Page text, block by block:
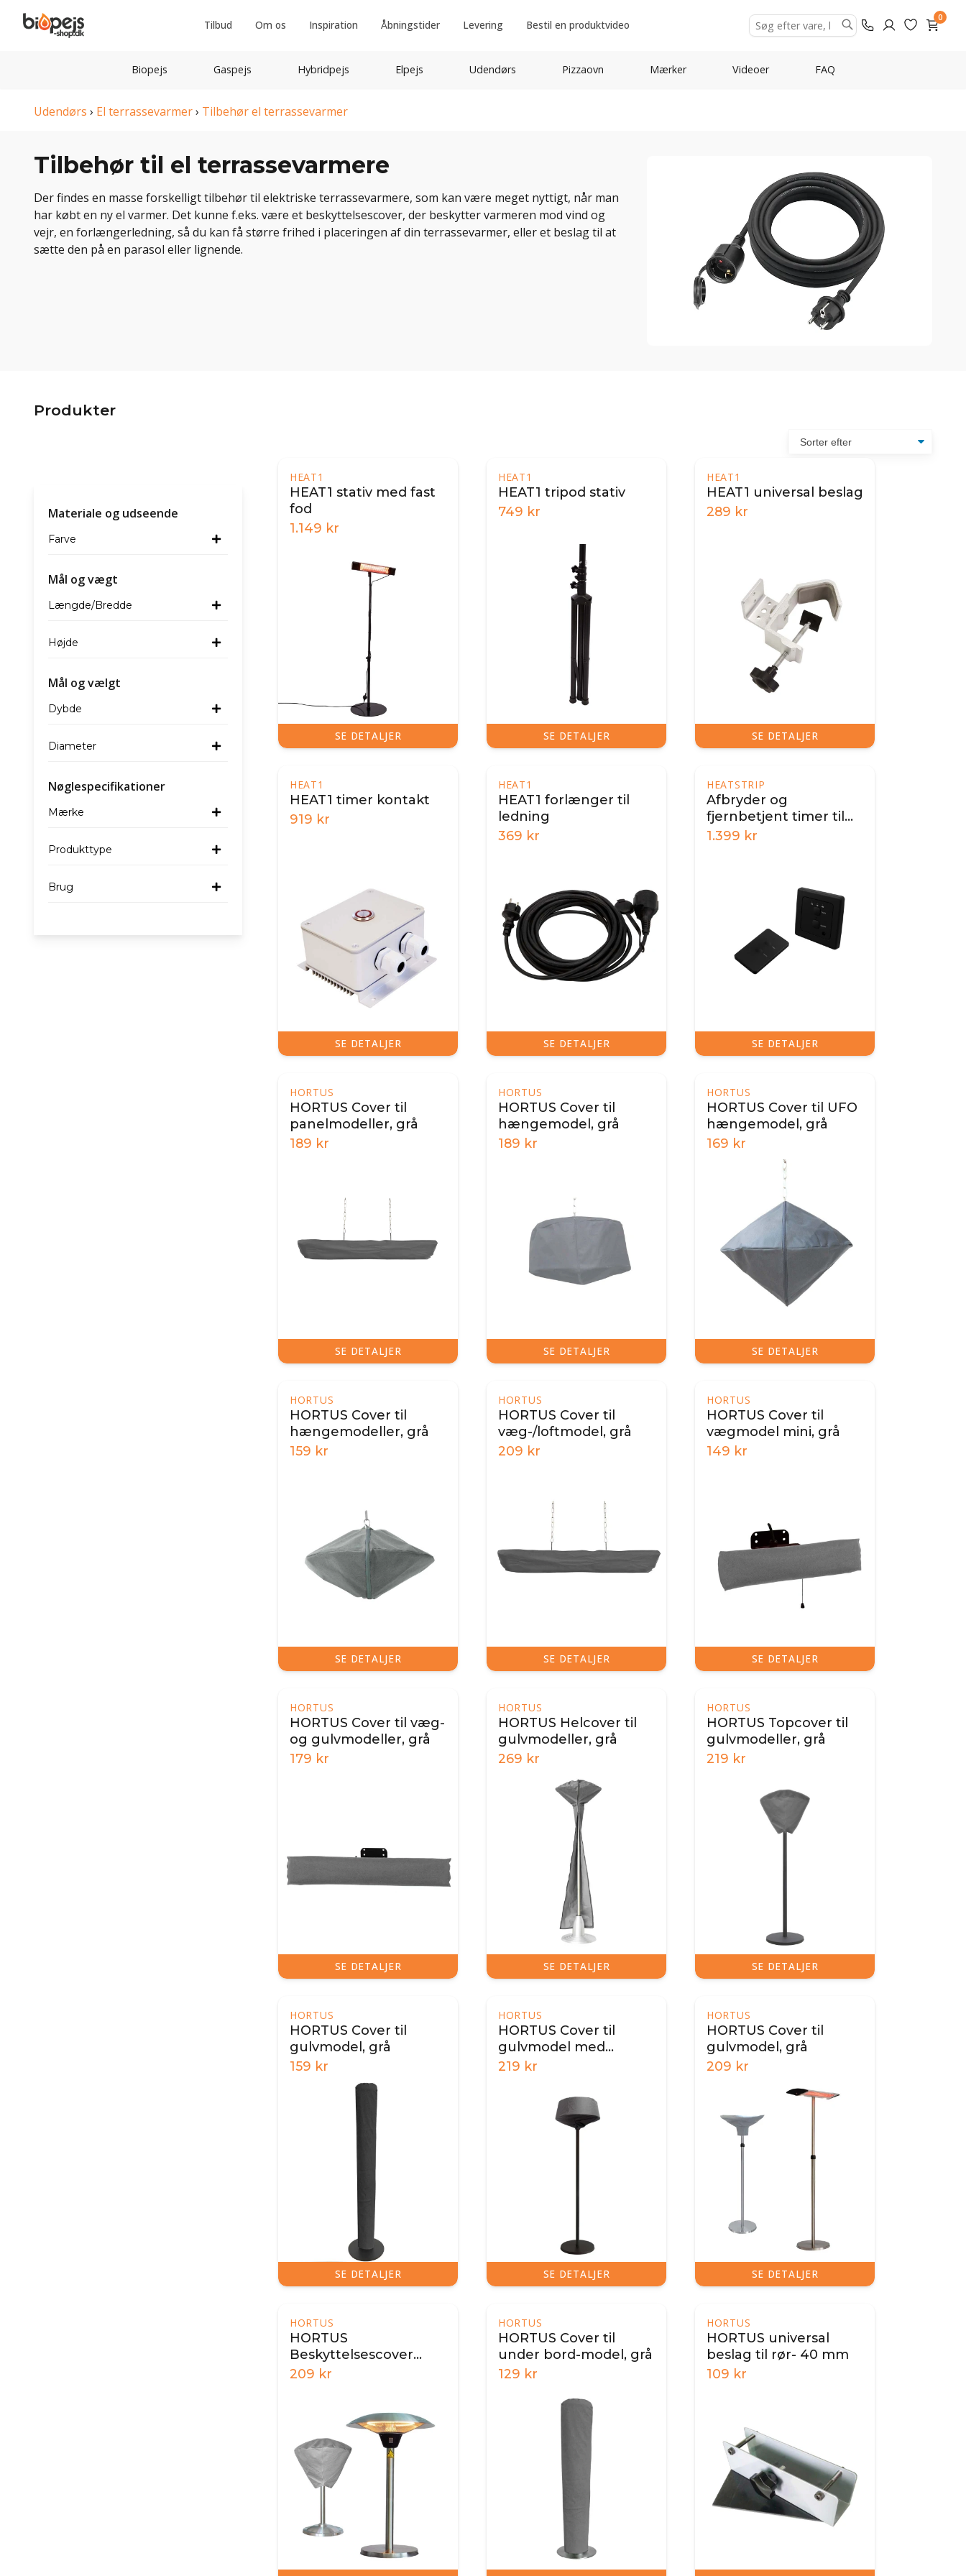
Tilbud Om os Inspiration Åbningstider Levering Bestil en produktvideo
0
Biopejs Gaspejs Hybridpejs Elpejs Udendørs Pizzaovn Mærker Videoer FAQ
Udendørs › El terrassevarmer› Tilbehør el terrassevarmer
Tilbehør til el terrassevarmere
Der findes en masse forskelligt tilbehør til elektriske terrassevarmere, som kan være meget nyttigt, når man
har købt en ny el varmer. Det kunne f.eks. være et beskyttelsescover, der beskytter varmeren mod vind og
vejr, en forlængerledning, så du kan få større frihed i placeringen af din terrassevarmer, eller et beslag til at
sætte den på en parasol eller lignende.
Produkter
Materiale og udseende
Farve
Mål og vægt
Længde/Bredde
Højde
Mål og vælgt
Dybde
Diameter
Nøglespecifikationer
Mærke
Produkttype
Brug
HEAT1
HEAT1 stativ med fast
fod
1.149 kr
SE DETALJER
HEAT1
HEAT1 tripod stativ
749 kr
SE DETALJER
HEAT1
HEAT1 universal beslag
289 kr
SE DETALJER
HEAT1
HEAT1 timer kontakt
919 kr
SE DETALJER
HEAT1
HEAT1 forlænger til
ledning
369 kr
SE DETALJER
HEATSTRIP
Afbryder og
fjernbetjent timer til
Heatstrip
1.399 kr
SE DETALJER
HORTUS
HORTUS Cover til
panelmodeller, grå
189 kr
SE DETALJER
HORTUS
HORTUS Cover til
hængemodel, grå
189 kr
SE DETALJER
HORTUS
HORTUS Cover til UFO
hængemodel, grå
169 kr
SE DETALJER
HORTUS
HORTUS Cover til
hængemodeller, grå
159 kr
SE DETALJER
HORTUS
HORTUS Cover til
væg-/loftmodel, grå
209 kr
SE DETALJER
HORTUS
HORTUS Cover til
vægmodel mini, grå
149 kr
SE DETALJER
HORTUS
HORTUS Cover til væg-
og gulvmodeller, grå
179 kr
SE DETALJER
HORTUS
HORTUS Helcover til
gulvmodeller, grå
269 kr
SE DETALJER
HORTUS
HORTUS Topcover til
gulvmodeller, grå
219 kr
SE DETALJER
HORTUS
HORTUS Cover til
gulvmodel, grå
159 kr
SE DETALJER
HORTUS
HORTUS Cover til
gulvmodel med
skærm
219 kr
SE DETALJER
HORTUS
HORTUS Cover til
gulvmodel, grå
209 kr
SE DETALJER
HORTUS
HORTUS
Beskyttelsescover
bord terrassevarmer
209 kr
HORTUS
HORTUS Cover til
under bord-model, grå
129 kr
HORTUS
HORTUS universal
beslag til rør- 40 mm
109 kr